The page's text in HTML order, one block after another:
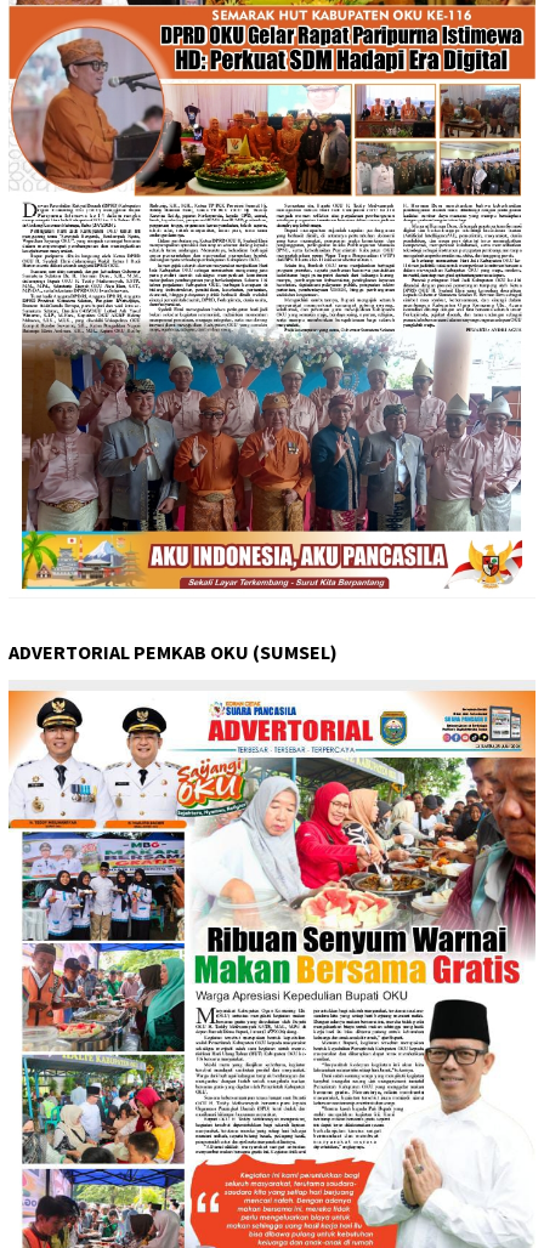
ADVERTORIAL PEMKAB OKU (SUMSEL)